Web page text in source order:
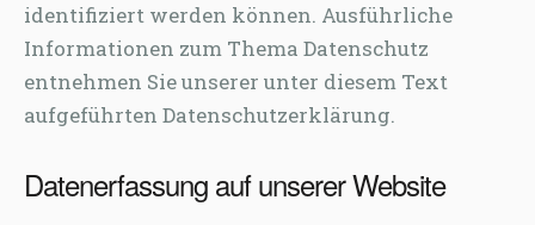
identifiziert werden können. Ausführliche
Informationen zum Thema Datenschutz
entnehmen Sie unserer unter diesem Text
aufgeführten Datenschutzerklärung.
Datenerfassung auf unserer Website